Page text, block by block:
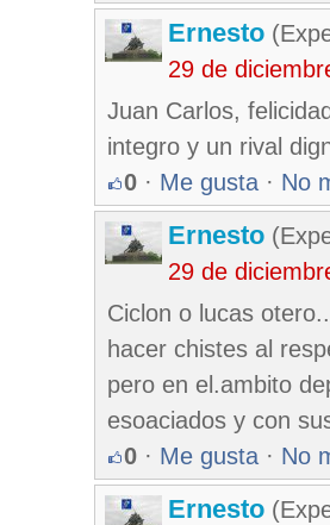
Ernesto
29 de
Juan Carlos,
integro y un rival
0 · Me gusta · No
Ernesto
29 de
Ciclon o lucas
hacer chistes al
pero en el.ambito
esoaciados y con
0 · Me gusta · No
Ernesto